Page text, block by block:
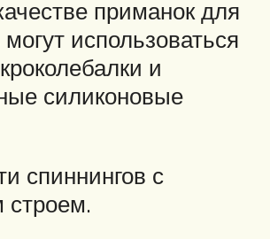
приманок для
использоваться
и
силиконовые
спиннингов с